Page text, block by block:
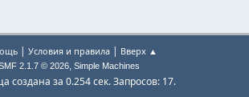
| Условия и правила | Вверх ▲
2.1.7 © 2026, Simple Machines
создана за 0.254 сек. Запросов: 17.